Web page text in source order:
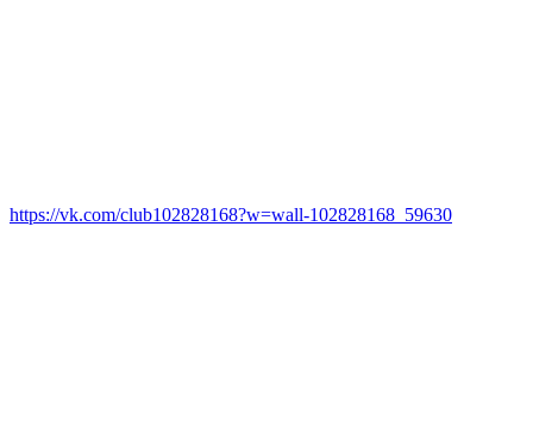
https://vk.com/club102828168?w=wall-102828168_59630